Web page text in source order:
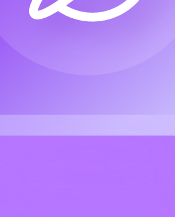
ライセンス条件、ボイスの権利、プ
ーカルに変換する仕組
、設定、プロンプトに基づいて新
音楽的なパフォーマンスへ整えたい
示しており、任意の音声タイトル
そのため、本格的なDAW（デジタ
いでも、入力音声、歌詞、声、ま
は避け、共有前にルールを確認して